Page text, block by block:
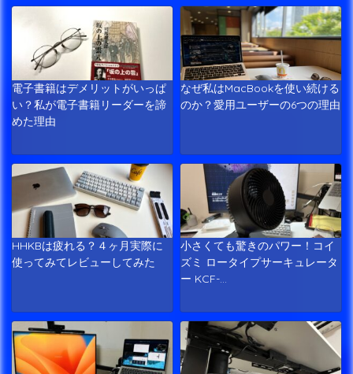
電子書籍はデメリットがいっぱ
い？私が電子書籍リーダーを諦
めた理由
なぜ私はMacBookを使い続ける
のか？愛用ユーザーの6つの理由
HHKBは疲れる？４ヶ月実際に
使ってみてレビューしてみた
小さくても驚きのパワー！コイ
ズミ ロータイプサーキュレータ
ー KCF-…